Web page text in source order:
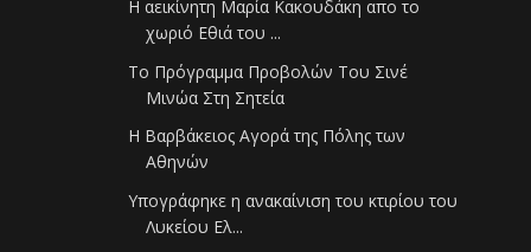
Η αεικίνητη Μαρία Κακουδάκη απο το
χωριό Εθιά του ...
Το Πρόγραμμα Προβολών Του Σινέ
Μινώα Στη Σητεία
Η Βαρβάκειος Αγορά της Πόλης των
Αθηνών
Υπογράφηκε η ανακαίνιση του κτιρίου του
Λυκείου Ελ...